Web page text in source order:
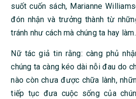
suốt cuốn sách, Marianne
đón nhận và trưởng thành từ
tránh như cách mà chúng ta hay làm.
Nữ tác giả tin rằng: càng phủ
chúng ta càng kéo dài nỗi đau do
nào còn chưa được chữa lành,
tiếp tục đưa cuộc sống của